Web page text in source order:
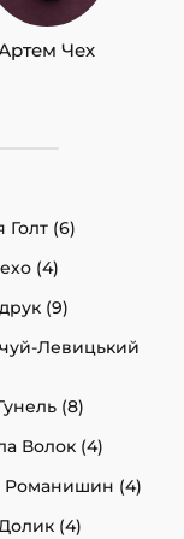
Чех
Голт (6)
(4)
(9)
Левицький
(8)
Волок (4)
Романишин (4)
(4)